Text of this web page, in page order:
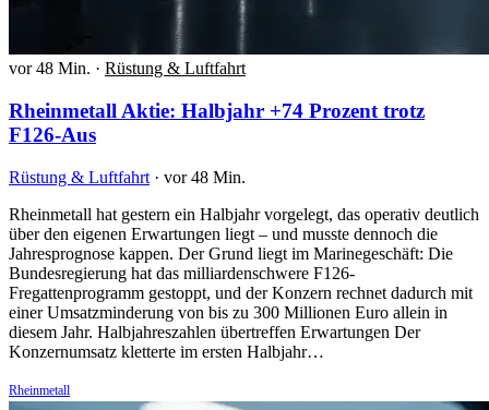
vor 48 Min. · Rüstung & Luftfahrt
Rheinmetall Aktie: Halbjahr +74 Prozent trotz
F126-Aus
Rüstung & Luftfahrt · vor 48 Min.
Rheinmetall hat gestern ein Halbjahr vorgelegt, das operativ deutlich
über den eigenen Erwartungen liegt – und musste dennoch die
Jahresprognose kappen. Der Grund liegt im Marinegeschäft: Die
Bundesregierung hat das milliardenschwere F126-
Fregattenprogramm gestoppt, und der Konzern rechnet dadurch mit
einer Umsatzminderung von bis zu 300 Millionen Euro allein in
diesem Jahr. Halbjahreszahlen übertreffen Erwartungen Der
Konzernumsatz kletterte im ersten Halbjahr…
Rheinmetall